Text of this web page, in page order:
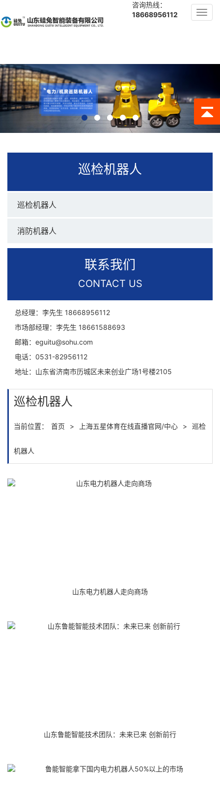
咨询热线：
18668956112
巡检机器人
巡检机器人
消防机器人
联系我们
CONTACT US
总经理：李先生 18668956112
市场部经理：李先生 18661588693
邮箱： eguitu@sohu.com
电话： 0531-82956112
地址： 山东省济南市历城区未来创业广场1号楼2105
巡检机器人
当前位置： 首页 > 上海五星体育在线直播官网/中心 > 巡检
机器人
山东电力机器人走向商场
山东鲁能智能技术团队：未来已来 创新前行